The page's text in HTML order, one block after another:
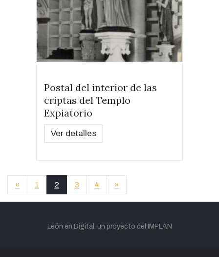
Postal del interior de las
criptas del Templo
Expiatorio
Ver detalles
« 1 2 3 4 »
León en Digital, un proyecto del IMPLAN